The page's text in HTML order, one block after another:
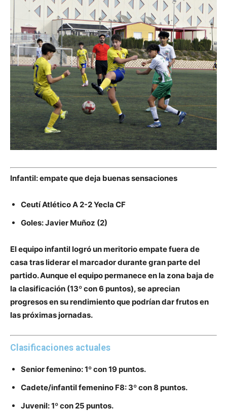
Infantil: empate que deja buenas sensaciones
Ceutí Atlético A 2-2 Yecla CF
Goles: Javier Muñoz (2)
El equipo infantil logró un meritorio empate fuera de
casa tras liderar el marcador durante gran parte del
partido. Aunque el equipo permanece en la zona baja de
la clasificación (13º con 6 puntos), se aprecian
progresos en su rendimiento que podrían dar frutos en
las próximas jornadas.
Clasificaciones actuales
Senior femenino:1º con 19 puntos.
Cadete/infantil femenino F8: 3º con 8 puntos.
Juvenil:1º con 25 puntos.